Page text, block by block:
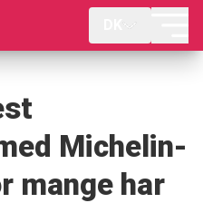
Michelin-
mange har